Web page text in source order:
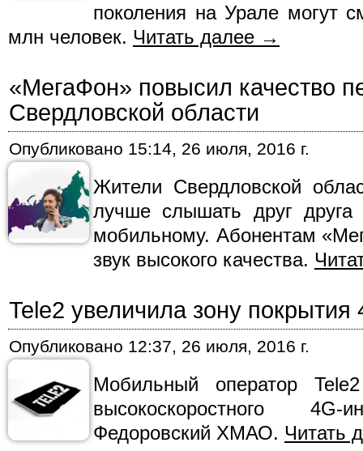
поколения на Урале могут
млн человек. Читать далее →
«МегаФон» повысил качество
Свердловской области
Опубликовано 15:14, 26 июля, 2016 г.
Жители Свердловской
лучше слышать друг
мобильному. Абонентам
звук высокого качества.
Tele2 увеличила зону
Опубликовано 12:37, 26 июля, 2016 г.
Мобильный оператор
высокоскоростного
Федоровский ХМАО. Читать